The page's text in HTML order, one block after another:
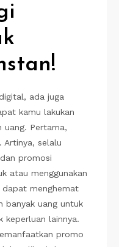
ada juga
kamu lakukan
uang. Pertama,
Artinya, selalu
promosi
atau menggunakan
dapat menghemat
banyak uang untuk
keperluan lainnya.
promo